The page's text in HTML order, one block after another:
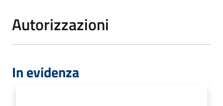
Autorizzazioni
In evidenza